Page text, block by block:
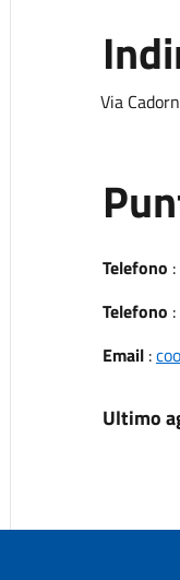
Via
Telefono :
Telefono :
Email:
Ultimo